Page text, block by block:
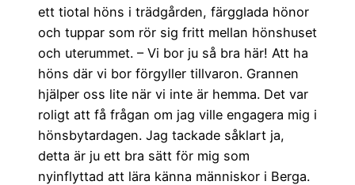
ett tiotal höns i trädgården, färgglada hönor
och tuppar som rör sig fritt mellan hönshuset
och uterummet. – Vi bor ju så bra här! Att ha
höns där vi bor förgyller tillvaron. Grannen
hjälper oss lite när vi inte är hemma. Det var
roligt att få frågan om jag ville engagera mig i
hönsbytardagen. Jag tackade såklart ja,
detta är ju ett bra sätt för mig som
nyinflyttad att lära känna människor i Berga.